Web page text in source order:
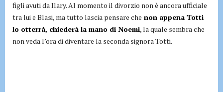
figli avuti da Ilary. Al momento il divorzio non è ancora ufficiale
tra lui e Blasi, ma tutto lascia pensare che non appena Totti
lo otterrà, chiederà la mano di Noemi, la quale sembra che
non veda l’ora di diventare la seconda signora Totti.